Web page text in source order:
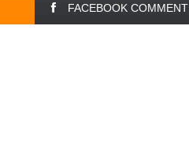
FACEBOOK COMMENT